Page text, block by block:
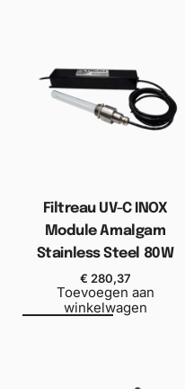
Filtreau UV-C INOX
Module Amalgam
Stainless Steel 80W
€ 280,37
Toevoegen aan
winkelwagen